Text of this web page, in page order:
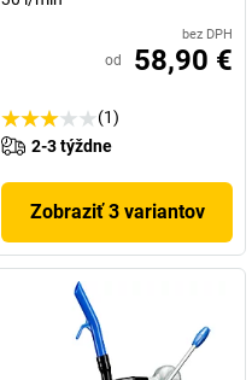
bez DPH
od 58,90 €
(1)
2-3 týždne
Zobraziť 3 variantov